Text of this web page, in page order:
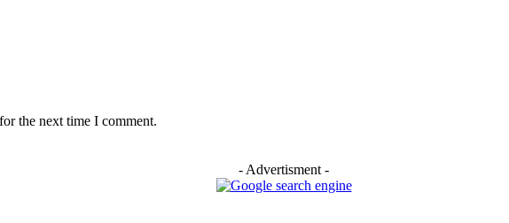
the next time I comment.
- Advertisment -